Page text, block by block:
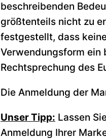
beschreibenden
größtenteils nicht zu
festgestellt, dass
Verwendungsform ein
Rechtsprechung des
Die Anmeldung der
Unser Tipp: Lassen
Anmeldung Ihrer